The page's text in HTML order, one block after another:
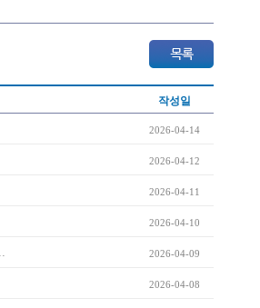
작성일
2026-04-14
2026-04-12
2026-04-11
2026-04-10
2026-04-09
2026-04-08